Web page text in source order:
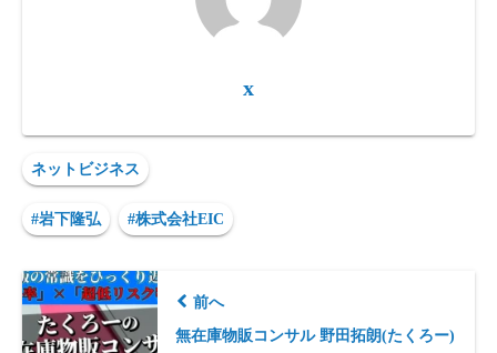
x
ネットビジネス
#岩下隆弘 #株式会社EIC
前へ
無在庫物販コンサル 野田拓朗(たくろー)